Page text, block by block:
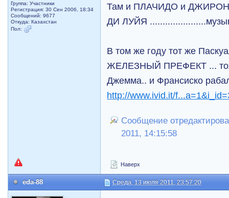
Группа: Участники
Регистрация: 30 Сен 2006, 18:34
Сообщений: 9677
Откуда: Казахстан
Пол:
Там и ПЛАЧИДО и
ДИ ЛУЙЯ
В том же году тот же
ЖЕЛЕЗНЫЙ ПРЕФЕКТ ...
Джемма.. и Франсиско
http://www.ivid.it/
Сообщение
2011, 14:15:58
Наверх
eda-88 Среда, 13 июля 2011, 23:57:20